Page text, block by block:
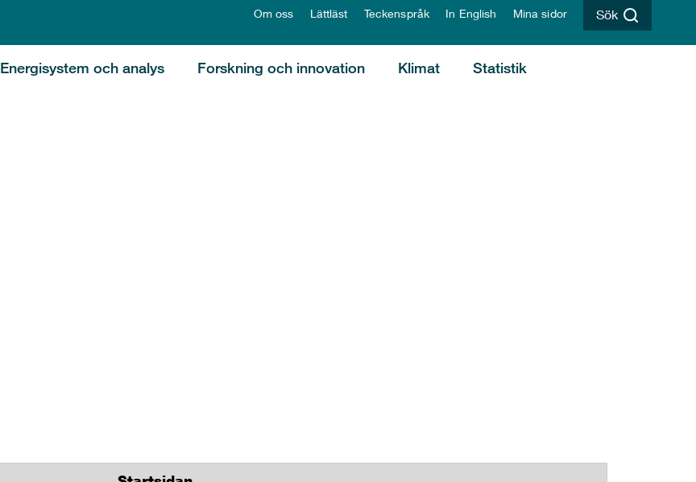
Om oss Lättläst Teckenspråk In English Mina sidor Sök
Energisystem och analys Forskning och innovation Klimat Statistik